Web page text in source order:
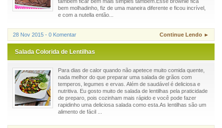
bem molhadinho, fiz de uma maneira diferente e ficou incrível,
e com a nutella então...
28 Nov 2015 - 0 Komentar Continue Lendo ►
Salada Colorida de Lentilhas
Para dias de calor quando não apetece muito comida quente,
nada melhor do que preparar uma salada de grãos com
temperos, legumes e ervas. Além de saudável é deliciosa e
nutritiva. Eu gosto muito de salada de lentilhas pela praticidade
de preparo, pois cozinham mais rápido e você pode fazer
rapidinho uma deliciosa salada como esta.As lentilhas são um
alimento de fácil ...